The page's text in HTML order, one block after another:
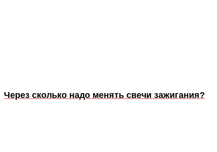
Через сколько надо менять свечи зажигания?